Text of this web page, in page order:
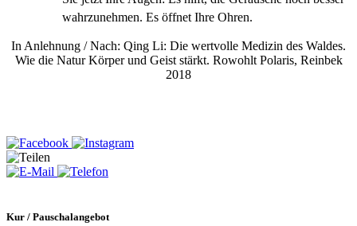
wahrzunehmen. Es öffnet Ihre Ohren.
In Anlehnung / Nach: Qing Li: Die wertvolle Medizin des Waldes.
Wie die Natur Körper und Geist stärkt. Rowohlt Polaris, Reinbek
2018
Kur / Pauschalangebot